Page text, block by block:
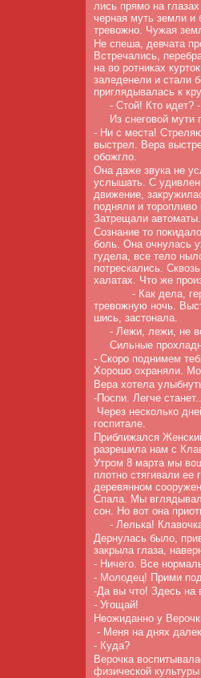
лись прямо на
черная муть земли
тре­вожно. Чужая
Не спеша, девчата
Встречались,
на во­ ротниках
заледенели и стали
приглядыва­лась к
- Стой! Кто идет?
Из снеговой мути
- Ни с места!
выстрел. Вера
обожгло.
Она даже звука не
услышать. С
движе­ние,
подняли и
Затрещали ав­томаты.
Сознание то
боль. Она очнулась
гудела, все тело
потрескались.
хала­тах. Что же
- Как дела,
тревожную ночь.
шись, застонала.
- Лежи, лежи, не
Сильные
- Скоро поднимем
Хорошо ох­раняли.
Вера хотела
-Поспи. Легче
Через несколько
госпитале.
Приближался
разрешила нам с
Утром 8 марта мы
плотно стягивали
деревянном
Спала. Мы
сон. Но вот она
- Лелька!
Дернулась было,
закрыла глаза,
- Ничего. Все
- Молодец! Прими
-Да вы что! Здесь на
- Угощай!
Неожиданно у
- Меня на днях
- Куда?
Верочка
физической